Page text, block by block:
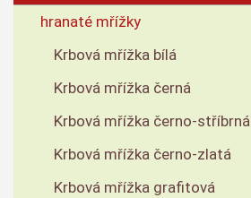
hranaté mřížky
Krbová mřížka bílá
Krbová mřížka černá
Krbová mřížka černo-stříbrná
Krbová mřížka černo-zlatá
Krbová mřížka grafitová